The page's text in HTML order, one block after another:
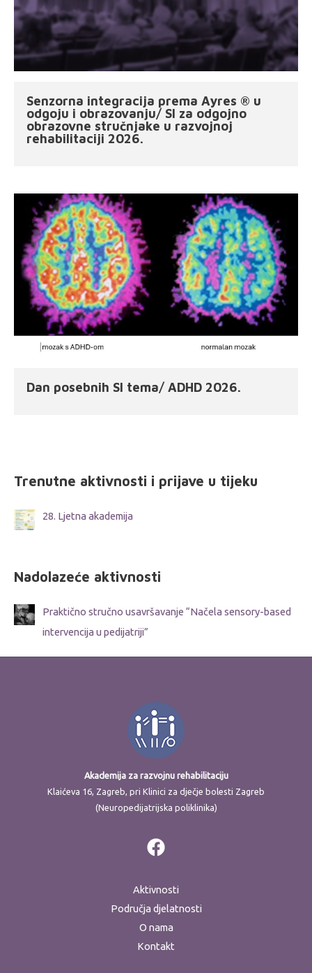
Senzorna integracija prema Ayres ® u
odgoju i obrazovanju/ SI za odgojno
obrazovne stručnjake u razvojnoj
rehabilitaciji 2026.
Dan posebnih SI tema/ ADHD 2026.
Trenutne aktivnosti i prijave u tijeku
28. Ljetna akademija
Nadolazeće aktivnosti
Praktično stručno usavršavanje “Načela sensory-based
intervencija u pedijatriji”
Akademija za razvojnu rehabilitaciju
Klaićeva 16, Zagreb, pri Klinici za dječje bolesti Zagreb
(Neuropedijatrijska poliklinika)
Aktivnosti
Područja djelatnosti
O nama
Kontakt